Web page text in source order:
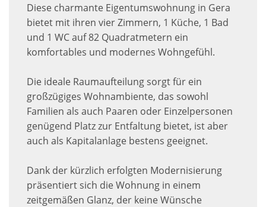
Diese charmante Eigentumswohnung in Gera
bietet mit ihren vier Zimmern, 1 Küche, 1 Bad
und 1 WC auf 82 Quadratmetern ein
komfortables und modernes Wohngefühl.
Die ideale Raumaufteilung sorgt für ein
großzügiges Wohnambiente, das sowohl
Familien als auch Paaren oder Einzelpersonen
genügend Platz zur Entfaltung bietet, ist aber
auch als Kapitalanlage bestens geeignet.
Dank der kürzlich erfolgten Modernisierung
präsentiert sich die Wohnung in einem
zeitgemäßen Glanz, der keine Wünsche